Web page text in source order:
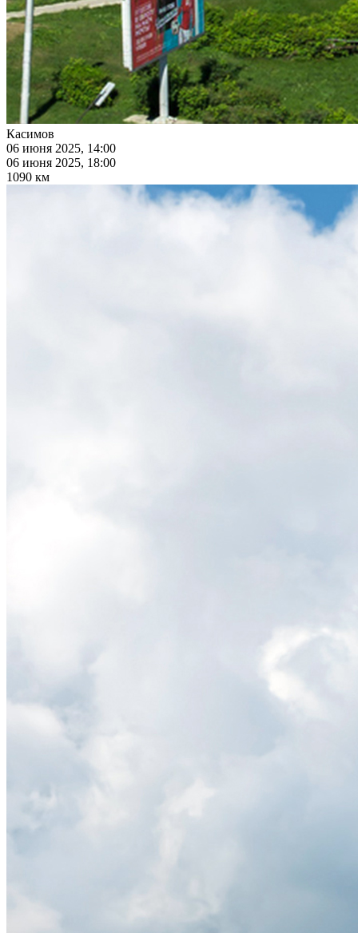
Касимов
06 июня 2025, 14:00
06 июня 2025, 18:00
1090 км